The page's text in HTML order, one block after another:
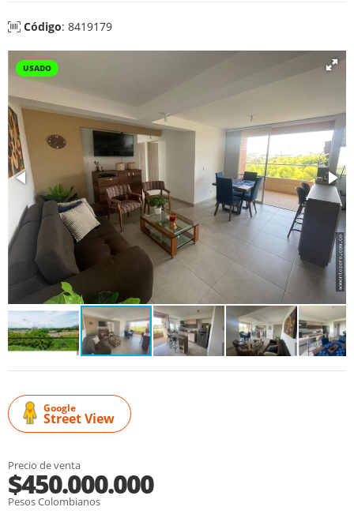
Código: 8419179
USADO
Google
Street View
Precio de venta
$450.000.000
Pesos Colombianos